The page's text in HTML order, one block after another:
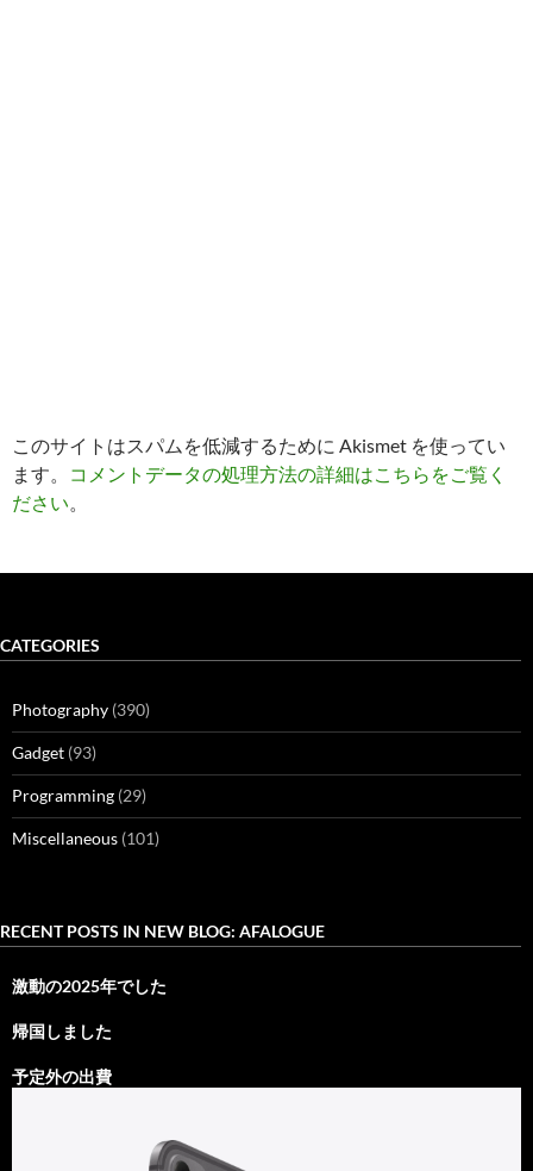
このサイトはスパムを低減するために Akismet を使ってい
ます。
コメントデータの処理方法の詳細はこちらをご覧く
ださい
CATEGORIES
Photography (390)
Gadget (93)
Programming (29)
Miscellaneous (101)
RECENT POSTS IN NEW BLOG: AFALOGUE
激動の2025年でした
帰国しました
予定外の出費